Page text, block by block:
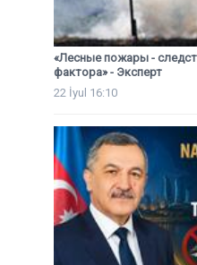
«Лесные пожары -
фактора» - Эксперт
22 İyul 16:10